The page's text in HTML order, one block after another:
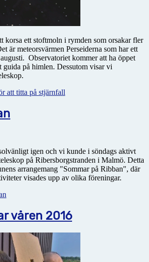
korsa ett stoftmoln i rymden som orsakar fler
är meteorsvärmen Perseiderna som har ett
Observatoriet kommer att ha öppet
guida på himlen. Dessutom visar vi
att titta på stjärnfall
igen och vi kunde i söndags aktivt
på Ribersborgstranden i Malmö. Detta
arrangemang "Sommar på Ribban", där
visades upp av olika föreningar.
våren 2016